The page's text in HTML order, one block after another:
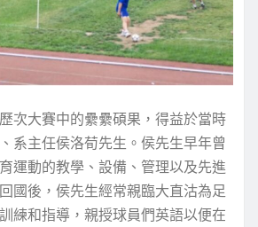
次大賽中的纍纍碩果，得益於當時
系主任侯洛荀先生。侯先生早年曾
運動的教學、設備、管理以及先進
國後，侯先生經常親臨大直沽為足
練和指導，親授球員們英語以便在